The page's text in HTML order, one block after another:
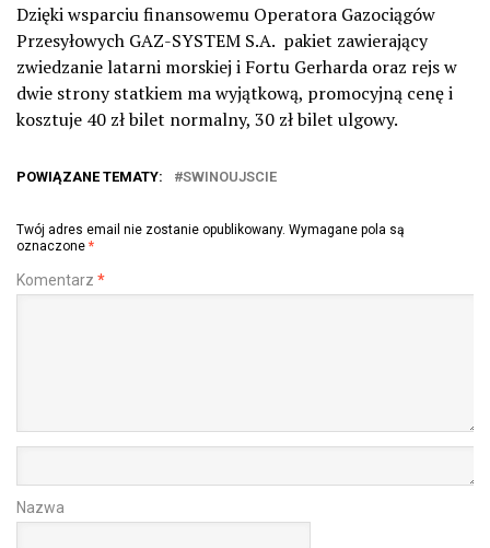
Dzięki wsparciu finansowemu Operatora Gazociągów
Przesyłowych GAZ-SYSTEM S.A. pakiet zawierający
zwiedzanie latarni morskiej i Fortu Gerharda oraz rejs w
dwie strony statkiem ma wyjątkową, promocyjną cenę i
kosztuje 40 zł bilet normalny, 30 zł bilet ulgowy.
POWIĄZANE TEMATY: SWINOUJSCIE
Twój adres email nie zostanie opublikowany. Wymagane pola są
oznaczone *
Komentarz *
Nazwa